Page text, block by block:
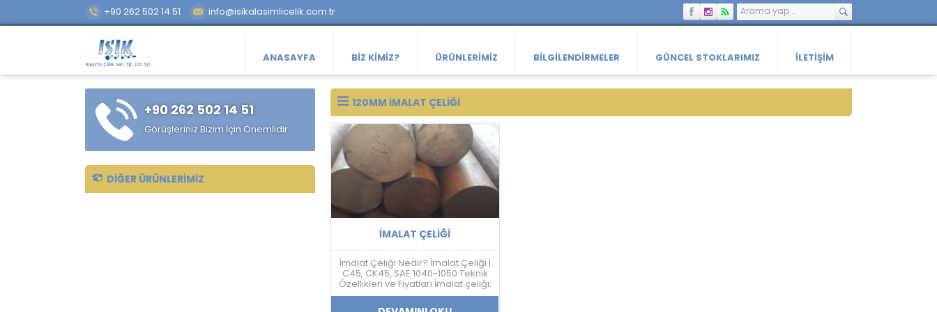
+90 262 502 14 51 info@isikalasimlicelik.com.tr
ANASAYFA BIZ KIMIZ? ÜRÜNLERIMIZ BILGILENDIRMELER GÜNCEL STOKLARIMIZ İLETIŞIM
120MM IMALAT ÇELIĞI
İMALAT ÇELIĞI
İmalat Çeliği Nedir? İmalat Çeliği |
C45, CK45, SAE 1040-1050 Teknik
Özellikleri ve Fiyatları İmalat çeliği;
makine, otomotiv, savunma
sanayi, kalıp ve mekanik sistem
+90 262 502 14 51
Görüşleriniz Bizim İçin Önemlidir.
DIĞER ÜRÜNLERIMIZ